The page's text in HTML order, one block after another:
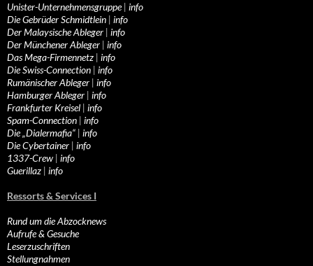
Unister-Unternehmensgruppe| info
Die Gebrüder Schmidtlein | info
Der Malaysische Ableger | info
Der Münchener Ableger | info
Das Mega-Firmennetz | info
Die Swiss-Connection | info
Rumänischer Ableger | info
Hamburger Ableger | info
Frankfurter Kreisel | info
Spam-Connection | info
Die „Dialermafia“ | info
Die Cybertainer | info
1337-Crew | info
Guerillaz | info
Ressorts & Services I
Rund um die Abzocknews
Aufrufe & Gesuche
Leserzuschriften
Stellungnahmen